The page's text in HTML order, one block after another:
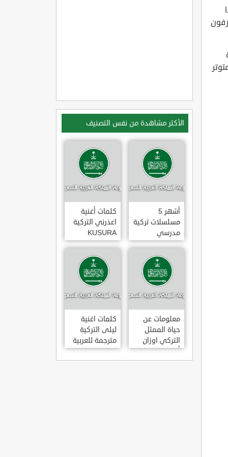
الأكثر مشاهدة من نفس التصنيف
أشهر 5
مسلسلات تركية
مدرسي
رومانسي و
كوميدي و
درامي مدبلج.
في تركيا
كلمات أغنية
اعذرني التركية
KUSURA
BAKMA
مترجمة للعربية
غناء المطربة
سيزن أكسو
SEZEN AKSU
معلومات عن
حياة الممثل
التركي اوزان
أكبابا OZAN
AKBABA
كلمات اغنية
ليلى التركية
مترجمة للعربية
غناء المطرب
مراد دالكليليتش